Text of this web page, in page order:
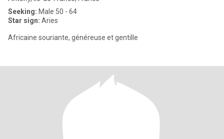
Seeking: Male 50 - 64
Star sign: Aries
Africaine souriante, généreuse et gentille